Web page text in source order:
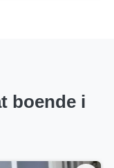
boende i